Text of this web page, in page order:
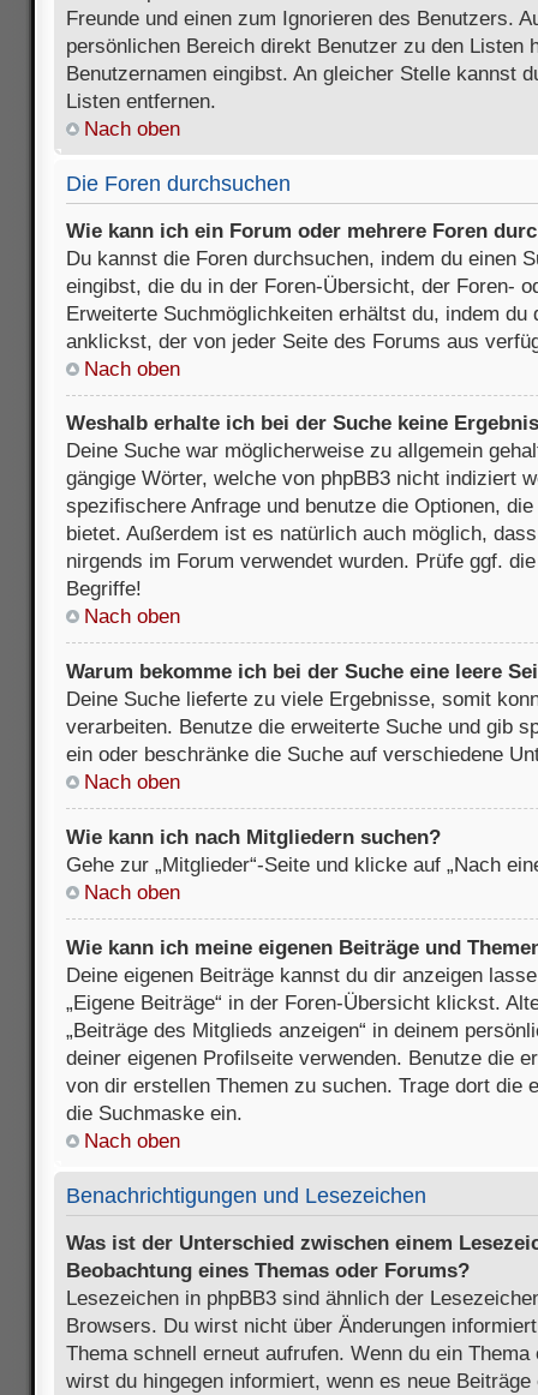
Freunde und einen zum Ignorieren des Benutzers.
persönlichen Bereich direkt Benutzer zu den Listen
Benutzernamen eingibst. An gleicher Stelle kannst
Listen entfernen.
Nach oben
Die Foren durchsuchen
Wie kann ich ein Forum oder mehrere Foren
Du kannst die Foren durchsuchen, indem du einen
eingibst, die du in der Foren-Übersicht, der Foren-
Erweiterte Suchmöglichkeiten erhältst du, indem du
anklickst, der von jeder Seite des Forums aus
Nach oben
Weshalb erhalte ich bei der Suche keine
Deine Suche war möglicherweise zu allgemein
gängige Wörter, welche von phpBB3 nicht indiziert
spezifischere Anfrage und benutze die Optionen,
bietet. Außerdem ist es natürlich auch möglich,
nirgends im Forum verwendet wurden. Prüfe ggf.
Begriffe!
Nach oben
Warum bekomme ich bei der Suche eine leere
Deine Suche lieferte zu viele Ergebnisse, somit
verarbeiten. Benutze die erweiterte Suche und gib
ein oder beschränke die Suche auf verschiedene
Nach oben
Wie kann ich nach Mitgliedern suchen?
Gehe zur „Mitglieder“-Seite und klicke auf „Nach
Nach oben
Wie kann ich meine eigenen Beiträge und
Deine eigenen Beiträge kannst du dir anzeigen
„Eigene Beiträge“ in der Foren-Übersicht klickst.
„Beiträge des Mitglieds anzeigen“ in deinem
deiner eigenen Profilseite verwenden. Benutze die
von dir erstellen Themen zu suchen. Trage dort die
die Suchmaske ein.
Nach oben
Benachrichtigungen und Lesezeichen
Was ist der Unterschied zwischen einem
Beobachtung eines Themas oder Forums?
Lesezeichen in phpBB3 sind ähnlich der
Browsers. Du wirst nicht über Änderungen
Thema schnell erneut aufrufen. Wenn du ein
wirst du hingegen informiert, wenn es neue